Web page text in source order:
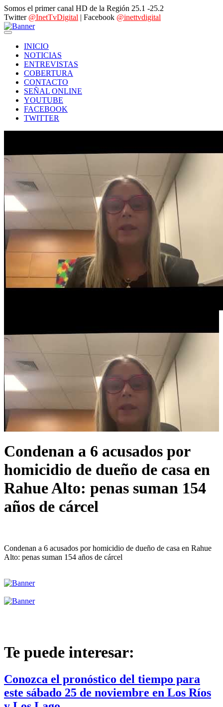
Somos el primer canal HD de la Región 25.1 -25.2
Twitter @InetTvDigital | Facebook @inettvdigital
INICIO
NOTICIAS
ENTREVISTAS
COBERTURA
CONTACTO
SEÑAL ONLINE
YOUTUBE
FACEBOOK
TWITTER
Condenan a 6 acusados por
homicidio de dueño de casa en
Rahue Alto: penas suman 154
años de cárcel
Condenan a 6 acusados por homicidio de dueño de casa en Rahue
Alto: penas suman 154 años de cárcel
Te puede interesar:
Conozca el pronóstico del tiempo para
este sábado 25 de noviembre en Los Ríos